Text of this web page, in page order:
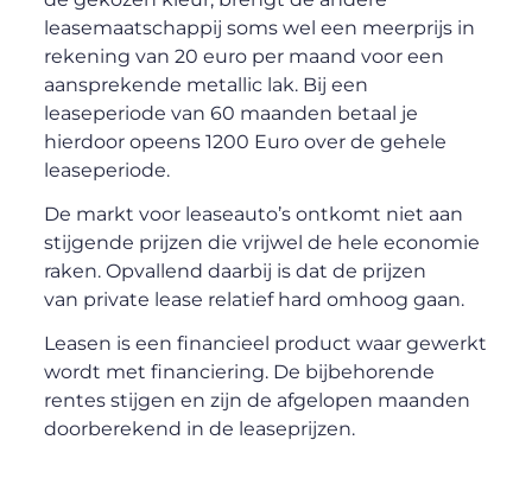
leasemaatschappij soms wel een meerprijs in
rekening van 20 euro per maand voor een
aansprekende metallic lak. Bij een
leaseperiode van 60 maanden betaal je
hierdoor opeens 1200 Euro over de gehele
leaseperiode.
De markt voor leaseauto’s ontkomt niet aan
stijgende prijzen die vrijwel de hele economie
raken. Opvallend daarbij is dat de prijzen
van private lease relatief hard omhoog gaan.
Leasen is een financieel product waar gewerkt
wordt met financiering. De bijbehorende
rentes stijgen en zijn de afgelopen maanden
doorberekend in de leaseprijzen.